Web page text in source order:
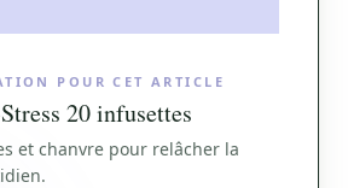
POUR CET ARTICLE
20 infusettes
et chanvre pour relâcher la